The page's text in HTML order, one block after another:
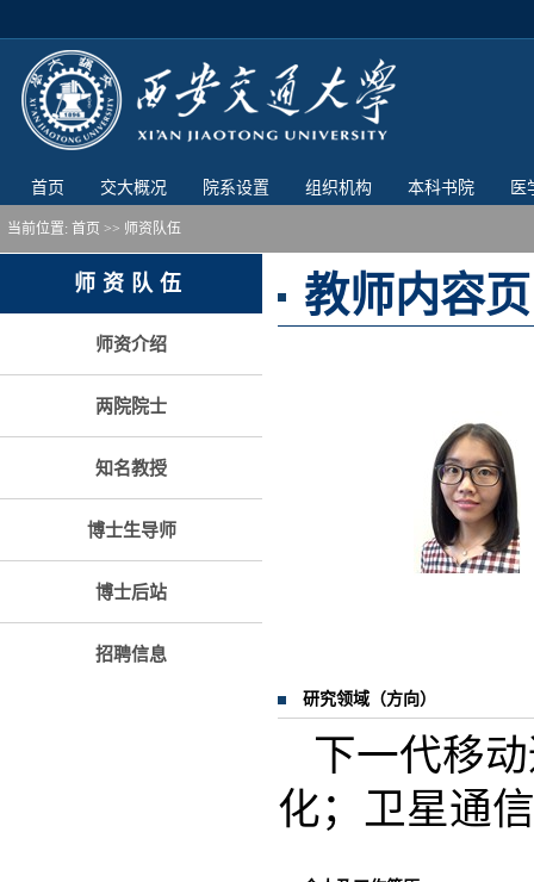
首页 交大概况 院系设置 组织机构 本科书院 医
当前位置: 首页 >> 师资队伍
师资队伍
师资介绍
两院院士
知名教授
博士生导师
博士后站
招聘信息
教师内容页
研究领域（方向）
下一代移
化；卫星通